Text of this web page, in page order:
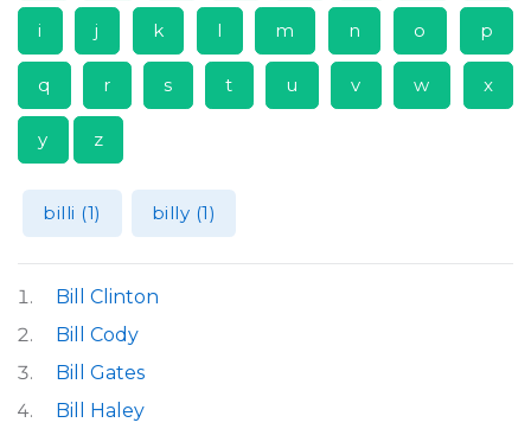
i j k l m n o p
q r s t u v w x
y z
billi (1) billy (1)
Bill Clinton
Bill Cody
Bill Gates
Bill Haley